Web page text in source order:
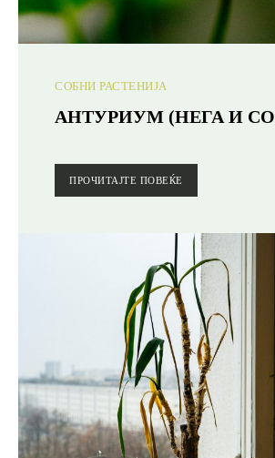
СОБНИ РАСТЕНИЈА
АНТУРИУМ (НЕГА И
ПРОЧИТАЈТЕ ПОВЕЌЕ